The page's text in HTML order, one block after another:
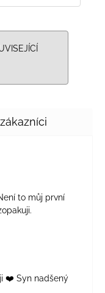
5 hvězdiček.
to můj první
5 hvězdiček.
❤️ Syn nadšený